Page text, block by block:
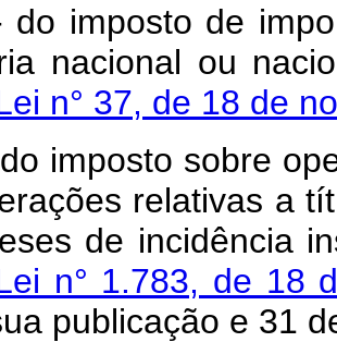
de
nacional ou
n° 37, de 18 de
sobre
relativas a
de incidência
n° 1.783, de 18
publicação e 31